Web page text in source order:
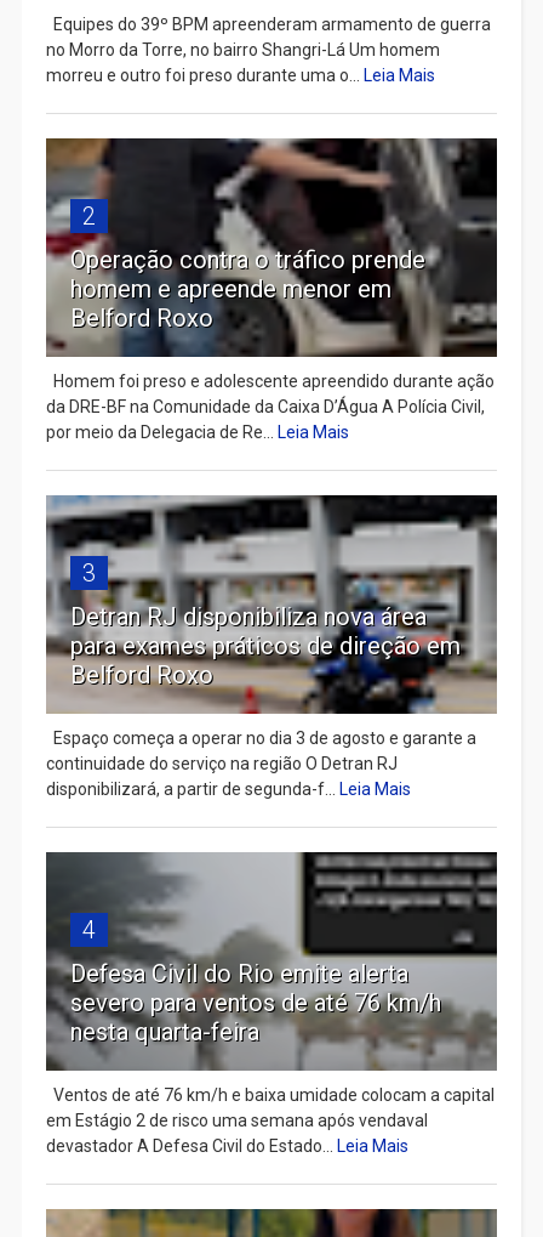
Equipes do 39º BPM apreenderam armamento de guerra
no Morro da Torre, no bairro Shangri-Lá Um homem
morreu e outro foi preso durante uma o... Leia Mais
2
Operação contra o tráfico prende
homem e apreende menor em
Belford Roxo
Homem foi preso e adolescente apreendido durante ação
da DRE-BF na Comunidade da Caixa D’Água A Polícia Civil,
por meio da Delegacia de Re... Leia Mais
3
Detran RJ disponibiliza nova área
para exames práticos de direção em
Belford Roxo
Espaço começa a operar no dia 3 de agosto e garante a
continuidade do serviço na região O Detran RJ
disponibilizará, a partir de segunda-f... Leia Mais
4
Defesa Civil do Rio emite alerta
severo para ventos de até 76 km/h
nesta quarta-feira
Ventos de até 76 km/h e baixa umidade colocam a capital
em Estágio 2 de risco uma semana após vendaval
devastador A Defesa Civil do Estado... Leia Mais